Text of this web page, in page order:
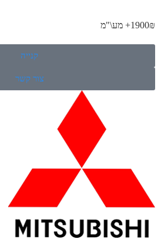
1900₪+ מע\"מ
קנייה
צור קשר